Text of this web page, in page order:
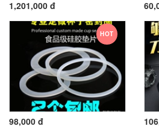
1,201,000 đ
HOT
98,000 đ